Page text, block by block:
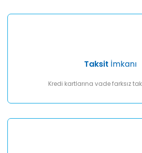
Taksit İmkanı
Kredi kartlarına vade farksız